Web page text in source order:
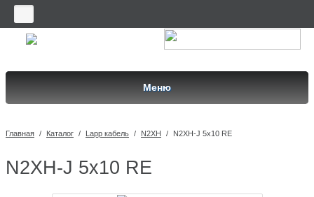
Меню
Главная / Каталог / Lapp кабель / N2XH / N2XH-J 5x10 RE
N2XH-J 5x10 RE